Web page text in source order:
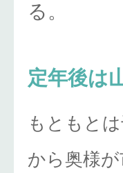
る。
定年後は
もともと
から奥様